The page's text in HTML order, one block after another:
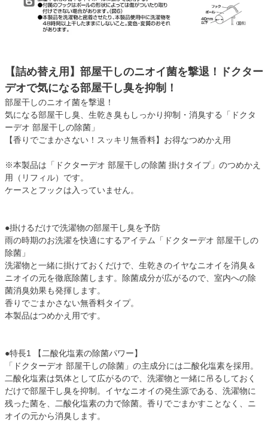
【詰め替え用】部屋干しのニオイ菌を撃退！ドクター
デオで気になる部屋干し臭を抑制！
部屋干しのニオイ菌を撃退！
気になる部屋干し臭、生乾き臭もしっかり抑制・消臭する「ドクタ
ーデオ 部屋干しの除菌」
【香りでごまかさない！スッキリ無香料】お得なつめかえ用
※本製品は「ドクターデオ 部屋干しの除菌 掛けタイプ」のつめかえ
用（リフィル）です。
ケースとフックは入っていません。
●掛けるだけで洗濯物の部屋干し臭を予防
雨の時期のお洗濯を快適にするアイテム「ドクターデオ 部屋干しの
除菌」
洗濯物と一緒に掛けておくだけで、生乾きのイヤなニオイを消臭＆
ニオイの元を徹底除菌します。除菌成分が広がるので、室内への除
菌消臭効果も発揮します。
香りでごまかさない無香料タイプ。
本製品はつめかえ用です。
●特長1 【二酸化塩素の除菌パワー】
「ドクターデオ 部屋干しの除菌」の主成分には二酸化塩素を採用。
二酸化塩素は気体として広がるので、洗濯物と一緒に吊るしておく
だけで部屋干し臭を抑制。イヤなニオイの発生源である、洗濯物に
残った菌を、二酸化塩素の力で除菌。香りでごまかすことなく、ニ
オイの元から消臭します。